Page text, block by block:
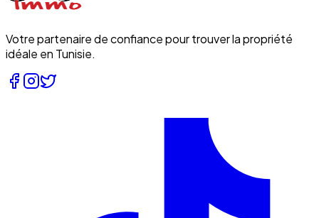
Votre partenaire de confiance pour trouver la propriété
idéale en Tunisie.